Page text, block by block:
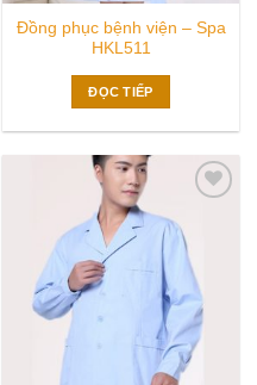
Đồng phục bệnh viện – Spa
HKL511
ĐỌC TIẾP
wishlist